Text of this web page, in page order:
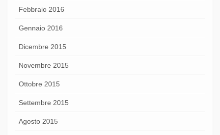
Febbraio 2016
Gennaio 2016
Dicembre 2015
Novembre 2015
Ottobre 2015
Settembre 2015
Agosto 2015